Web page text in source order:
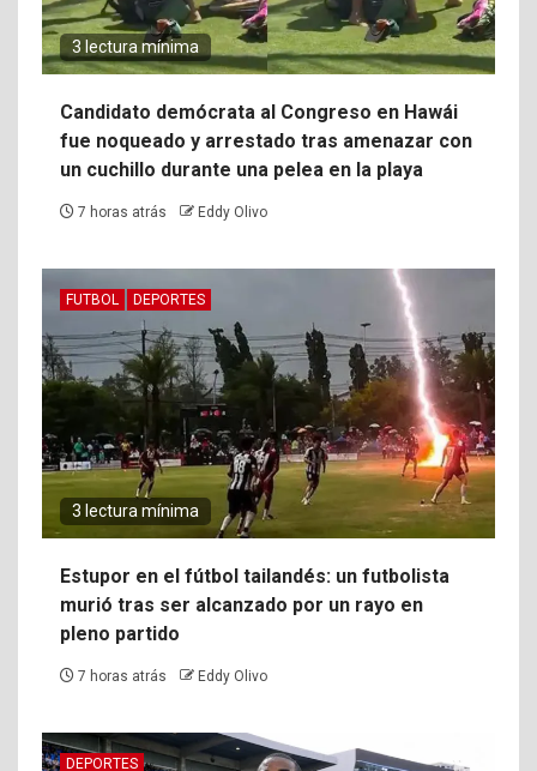
3 lectura mínima
Candidato demócrata al Congreso en Hawái
fue noqueado y arrestado tras amenazar con
un cuchillo durante una pelea en la playa
7 horas atrás Eddy Olivo
FUTBOL DEPORTES
3 lectura mínima
Estupor en el fútbol tailandés: un futbolista
murió tras ser alcanzado por un rayo en
pleno partido
7 horas atrás Eddy Olivo
DEPORTES